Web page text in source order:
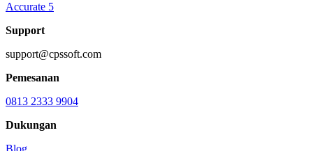
Accurate 5
Support
support@cpssoft.com
Pemesanan
0813 2333 9904
Dukungan